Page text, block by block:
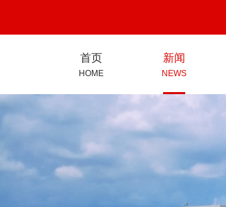
首页
HOME
新闻
NEWS